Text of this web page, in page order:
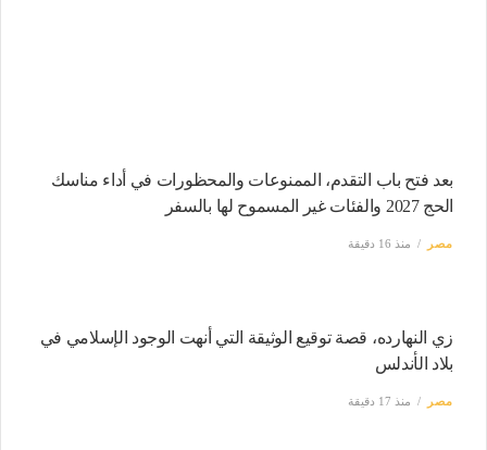
بعد فتح باب التقدم، الممنوعات والمحظورات في أداء مناسك
الحج 2027 والفئات غير المسموح لها بالسفر
مصر منذ 16 دقيقة
زي النهارده، قصة توقيع الوثيقة التي أنهت الوجود الإسلامي في
بلاد الأندلس
مصر منذ 17 دقيقة